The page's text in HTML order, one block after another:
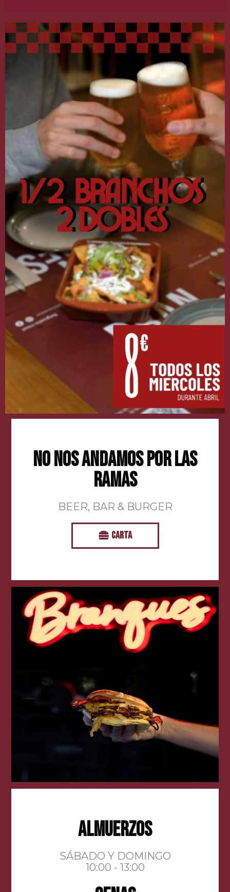
NO NOS ANDAMOS POR LAS
RAMAS
BEER, BAR & BURGER
CARTA
ALMUERZOS
SÁBADO Y DOMINGO
10:00 - 13:00